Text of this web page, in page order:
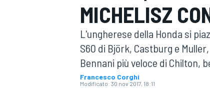
MOTOGP WEC
MICHELISZ
L'ungherese della Honda si
S60 di Björk, Castburg e
Bennani più veloce di Chilton,
Francesco Corghi
Modificato: 30 nov 2017, 18:11